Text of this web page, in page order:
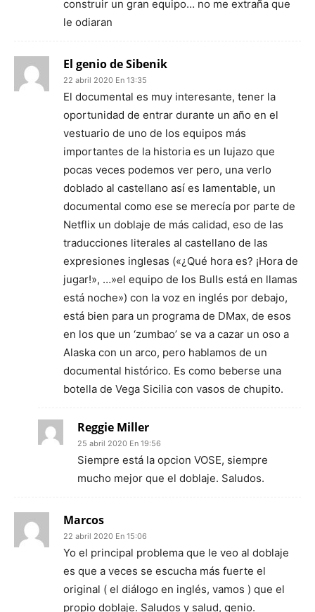
construir un gran equipo… no me extraña que
le odiaran
El genio de Sibenik
22 abril 2020 En 13:35
El documental es muy interesante, tener la
oportunidad de entrar durante un año en el
vestuario de uno de los equipos más
importantes de la historia es un lujazo que
pocas veces podemos ver pero, una verlo
doblado al castellano así es lamentable, un
documental como ese se merecía por parte de
Netflix un doblaje de más calidad, eso de las
traducciones literales al castellano de las
expresiones inglesas («¿Qué hora es? ¡Hora de
jugar!», …»el equipo de los Bulls está en llamas
está noche») con la voz en inglés por debajo,
está bien para un programa de DMax, de esos
en los que un ‘zumbao’ se va a cazar un oso a
Alaska con un arco, pero hablamos de un
documental histórico. Es como beberse una
botella de Vega Sicilia con vasos de chupito.
Reggie Miller
25 abril 2020 En 19:56
Siempre está la opcion VOSE, siempre
mucho mejor que el doblaje. Saludos.
Marcos
22 abril 2020 En 15:06
Yo el principal problema que le veo al doblaje
es que a veces se escucha más fuerte el
original ( el diálogo en inglés, vamos ) que el
propio doblaje. Saludos y salud, genio.